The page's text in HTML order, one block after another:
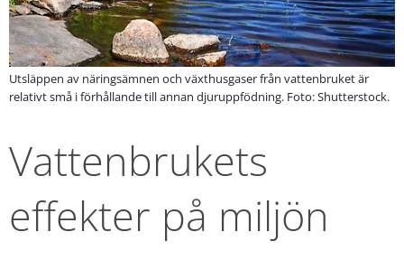
Utsläppen av näringsämnen och växthusgaser från vattenbruket är
relativt små i förhållande till annan djuruppfödning. Foto: Shutterstock.
Vattenbrukets
effekter på miljön